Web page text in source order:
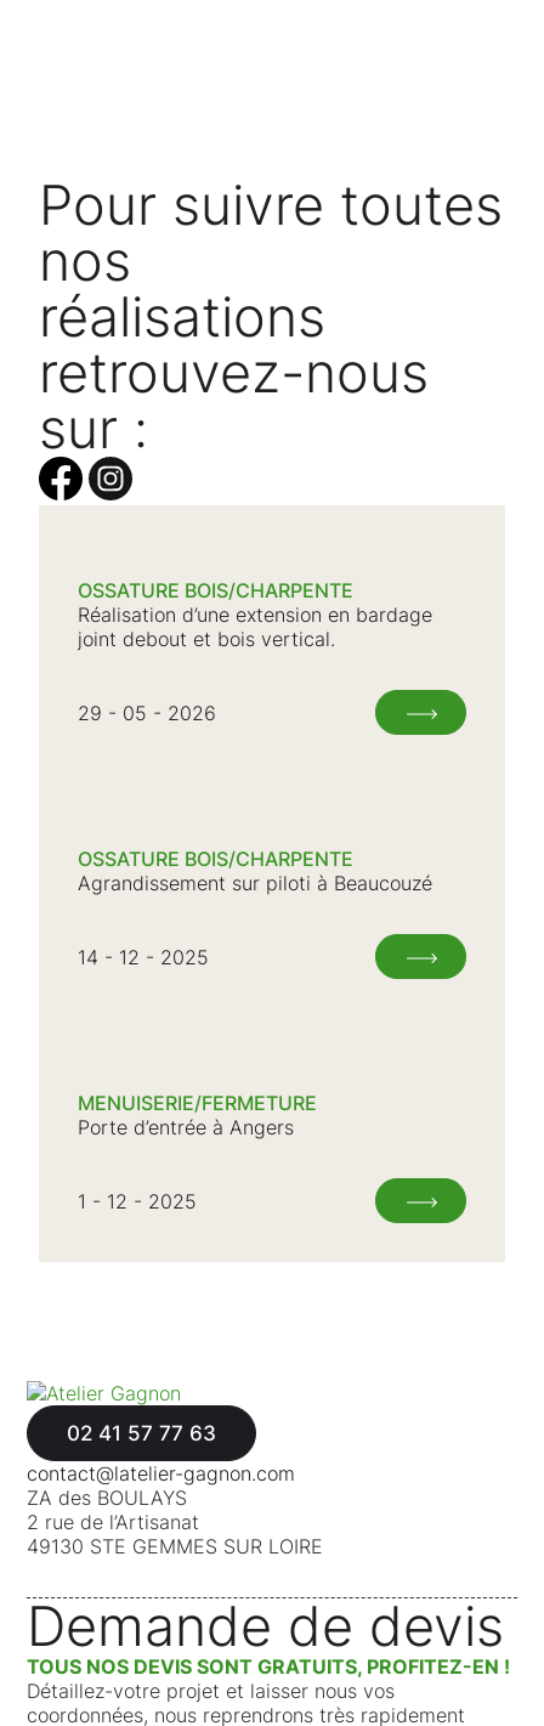
Pour suivre toutes
nos
réalisations
retrouvez-nous
sur :
OSSATURE BOIS/CHARPENTE
Réalisation d’une extension en bardage
joint debout et bois vertical.
29 - 05 - 2026
OSSATURE BOIS/CHARPENTE
Agrandissement sur piloti à Beaucouzé
14 - 12 - 2025
MENUISERIE/FERMETURE
Porte d’entrée à Angers
1 - 12 - 2025
02 41 57 77 63
contact@latelier-gagnon.com
ZA des BOULAYS
2 rue de l’Artisanat
49130 STE GEMMES SUR LOIRE
Demande de devis
TOUS NOS DEVIS SONT GRATUITS, PROFITEZ-EN !
Détaillez-votre projet et laisser nous vos
coordonnées, nous reprendrons très rapidement